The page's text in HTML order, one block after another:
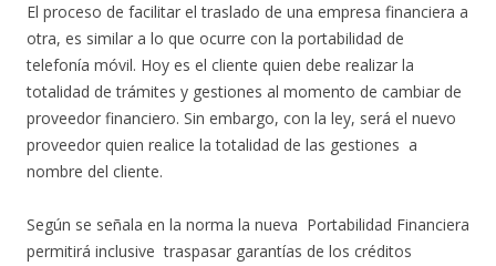
El proceso de facilitar el traslado de una empresa financiera a
otra, es similar a lo que ocurre con la portabilidad de
telefonía móvil. Hoy es el cliente quien debe realizar la
totalidad de trámites y gestiones al momento de cambiar de
proveedor financiero. Sin embargo, con la ley, será el nuevo
proveedor quien realice la totalidad de las gestiones a
nombre del cliente.
Según se señala en la norma la nueva Portabilidad Financiera
permitirá inclusive traspasar garantías de los créditos